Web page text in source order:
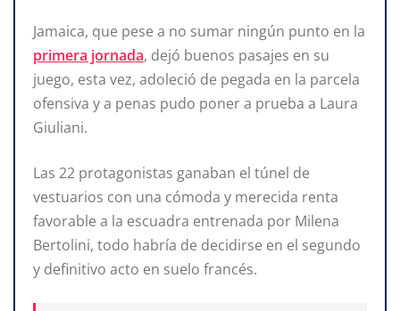
Jamaica, que pese a no sumar ningún punto en la
primera jornada, dejó buenos pasajes en su
juego, esta vez, adoleció de pegada en la parcela
ofensiva y a penas pudo poner a prueba a Laura
Giuliani.
Las 22 protagonistas ganaban el túnel de
vestuarios con una cómoda y merecida renta
favorable a la escuadra entrenada por Milena
Bertolini, todo habría de decidirse en el segundo
y definitivo acto en suelo francés.